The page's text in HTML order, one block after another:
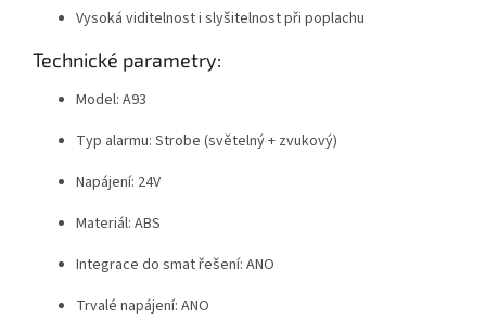
Vysoká viditelnost i slyšitelnost při poplachu
Technické parametry:
Model: A93
Typ alarmu: Strobe (světelný + zvukový)
Napájení: 24V
Materiál: ABS
Integrace do smat řešení: ANO
Trvalé napájení: ANO